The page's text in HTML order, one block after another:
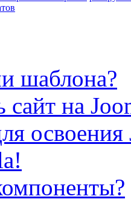
шаблона?
сайт на
освоения